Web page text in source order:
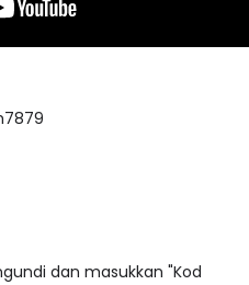
dan masukkan "Kod